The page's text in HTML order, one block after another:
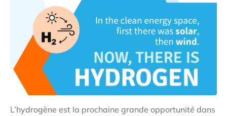
L’hydrogène est la prochaine grande opportunité dans